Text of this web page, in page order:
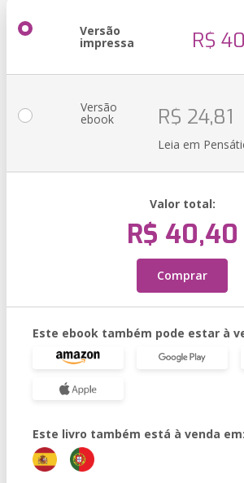
Versão
impressa R$
Versão
ebook R$ 24,81
Leia em
Valor total:
R$ 40,40
Comprar
Este ebook também pode estar à
Este livro também está à venda em: